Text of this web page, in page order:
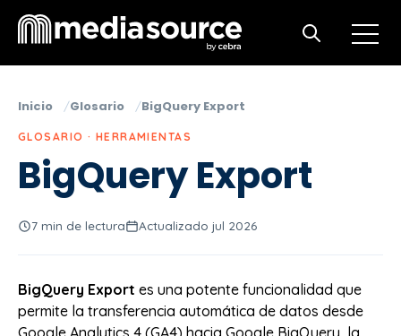
Open
Open search
Inicio Glosario BigQuery Export
GLOSARIO · HERRAMIENTAS
BigQuery Export
7 min de lectura Actualizado jul 2026
BigQuery Export es una potente funcionalidad que
permite la transferencia automática de datos desde